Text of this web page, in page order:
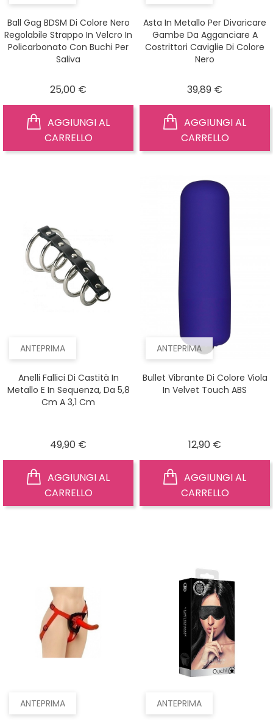
Ball Gag BDSM Di Colore Nero
Regolabile Strappo In Velcro In
Policarbonato Con Buchi Per
Saliva
25,00 €
CARRELLO
Asta In Metallo Per Divaricare
Gambe Da Agganciare A
Costrittori Caviglie Di Colore
Nero
39,89 €
CARRELLO
ANTEPRIMA
Anelli Fallici Di Castità In
Metallo E In Sequenza, Da 5,8
Cm A 3,1 Cm
49,90 €
CARRELLO
ANTEPRIMA
Bullet Vibrante Di Colore Viola
In Velvet Touch ABS
12,90 €
CARRELLO
ANTEPRIMA ANTEPRIMA